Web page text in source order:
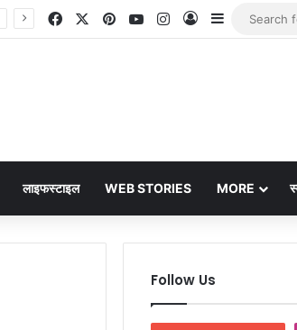
FacebookPinterestYouTubeInstagram
Log InSidebar
लाइफस्टाइल WEB STORIES MORE
Follow Us